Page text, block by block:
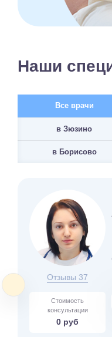
Наши
Все врачи
в Зюзино
в Борисово
Отзывы 37
Стоимость
консультации
0 руб